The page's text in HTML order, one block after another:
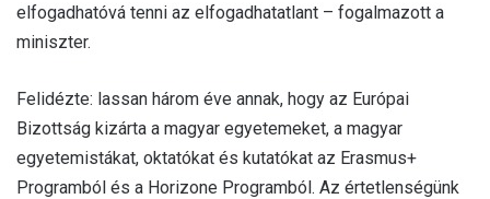
elfogadhatóvá tenni az elfogadhatatlant – fogalmazott a
miniszter.
Felidézte: lassan három éve annak, hogy az Európai
Bizottság kizárta a magyar egyetemeket, a magyar
egyetemistákat, oktatókat és kutatókat az Erasmus+
Programból és a Horizone Programból. Az értetlenségünk